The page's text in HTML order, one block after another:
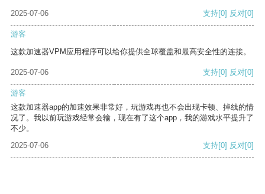
2025-07-06
支持[0] 反对[0]
游客
这款加速器VPM应用程序可以给你提供全球覆盖和最高安全性的连接。
2025-07-06 支持[0] 反对[0]
游客
这款加速器app的加速效果非常好，玩游戏再也不会出现卡顿、掉线的情
况了。我以前玩游戏经常会输，现在有了这个app，我的游戏水平提升了
不少。
2025-07-06
支持[0] 反对[0]